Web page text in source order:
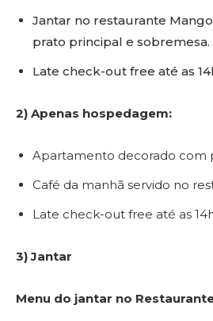
Jantar no restaurante
prato principal e sobremesa.
Late check-out free até as
2) Apenas hospedagem:
Apartamento decorado com
Café da manhã servido no
Late check-out free até as
3) Jantar
Menu do jantar no